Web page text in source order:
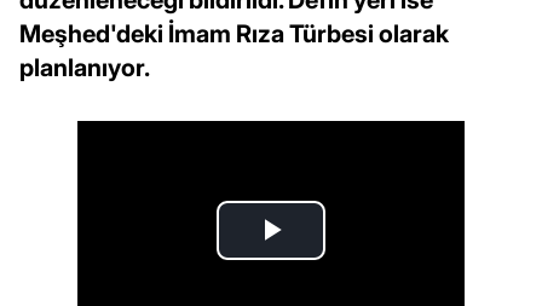
Meşhed'deki İmam Rıza Türbesi olarak
planlanıyor.